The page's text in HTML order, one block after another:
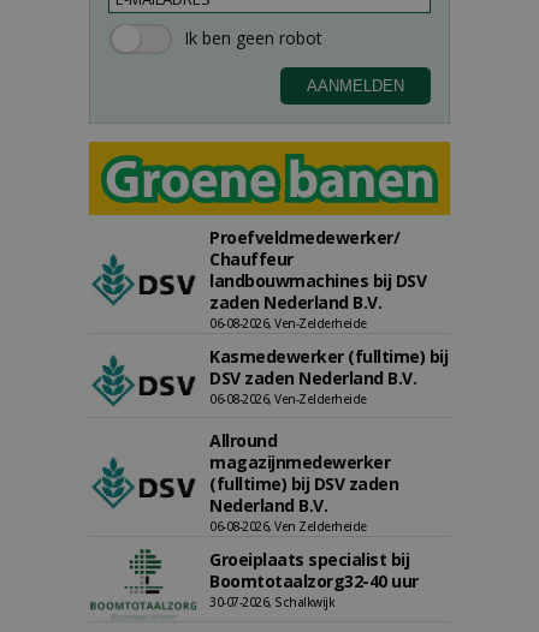
Proefveldmedewerker/
Chauffeur
landbouwmachines bij DSV
zaden Nederland B.V.
06-08-2026, Ven-Zelderheide
Kasmedewerker (fulltime) bij
DSV zaden Nederland B.V.
06-08-2026, Ven-Zelderheide
Allround
magazijnmedewerker
(fulltime) bij DSV zaden
Nederland B.V.
06-08-2026, Ven Zelderheide
Groeiplaats specialist bij
Boomtotaalzorg32-40 uur
30-07-2026, Schalkwijk